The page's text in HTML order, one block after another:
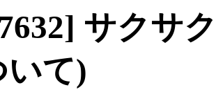
サクサ
いて)